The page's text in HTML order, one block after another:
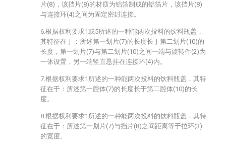
片(8)，该挡片(8)的材质为铝箔制成的铝箔片，该挡片(8)
与连接环(4)之间为固定密封连接。
6.根据权利要求1或5所述的一种能两次投料的饮料瓶盖，
其特征在于：所述第一划片(7)的长度长于第二划片(10)的
长度，第一划片(7)与第二划片(10)之间一端与旋转件(2)为
一体设置，另一端竖直悬挂在连接环(4)内。
7.根据权利要求1所述的一种能两次投料的饮料瓶盖，其特
征在于：所述第一腔体(7)的长度长于第二腔体(10)的长
度。
8.根据权利要求1所述的一种能两次投料的饮料瓶盖，其特
征在于：所述第一划片(7)与挡片(8)之间距离等于拉环(3)
的宽度。